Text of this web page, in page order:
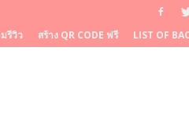
รีวิว สร้าง QR CODE ฟรี LIST OF